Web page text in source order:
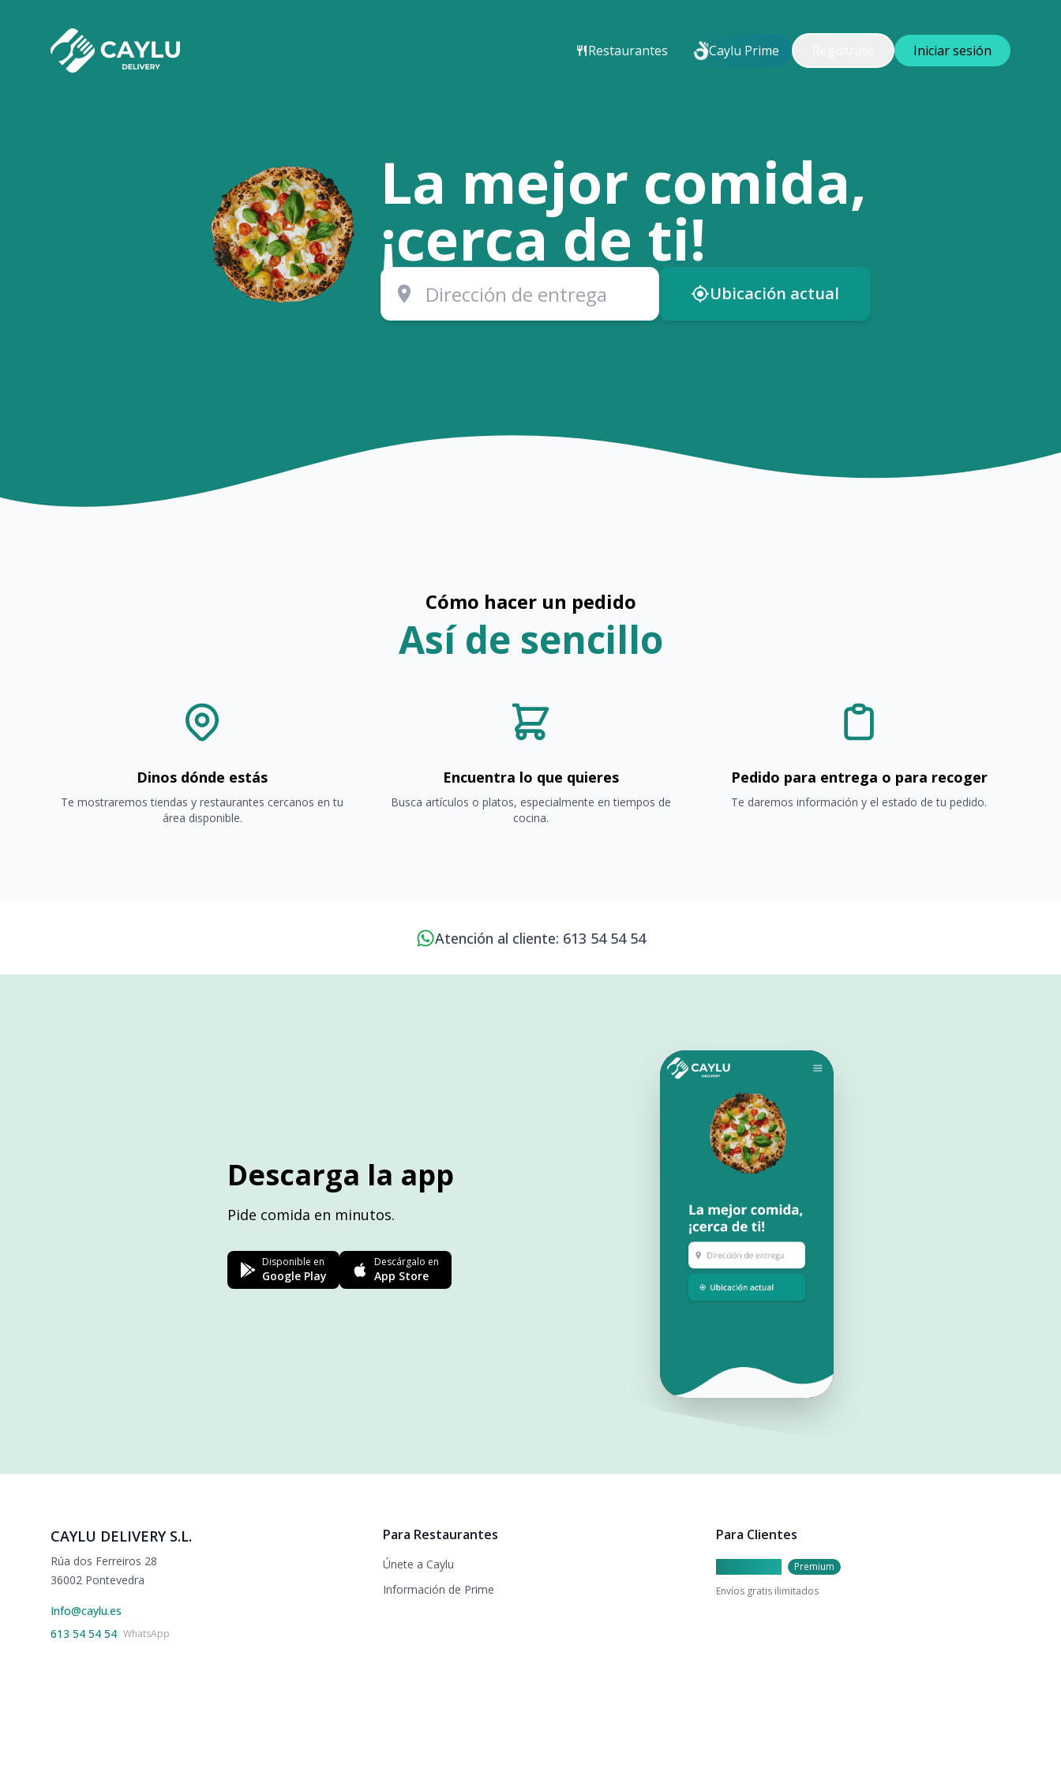
Restaurantes Caylu Prime Iniciar sesión
La mejor comida,
¡cerca de ti!
Ubicación actual
Cómo hacer un pedido
Así de sencillo
Dinos dónde estás
Te mostraremos tiendas y restaurantes cercanos en tu
área disponible.
Encuentra lo que quieres
Busca artículos o platos, especialmente en tiempos de
cocina.
Pedido para entrega o para recoger
Te daremos información y el estado de tu pedido.
Atención al cliente: 613 54 54 54
Descarga la app
Pide comida en minutos.
Disponible en
Google Play
Descárgalo en
App Store
CAYLU DELIVERY S.L.
Rúa dos Ferreiros 28
36002 Pontevedra
Info@caylu.es
613 54 54 54 WhatsApp
Para Restaurantes
Únete a Caylu
Información de Prime
Para Clientes
Premium
Envíos gratis ilimitados